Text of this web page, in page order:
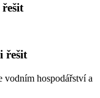
řešit
vodním hospodářství a